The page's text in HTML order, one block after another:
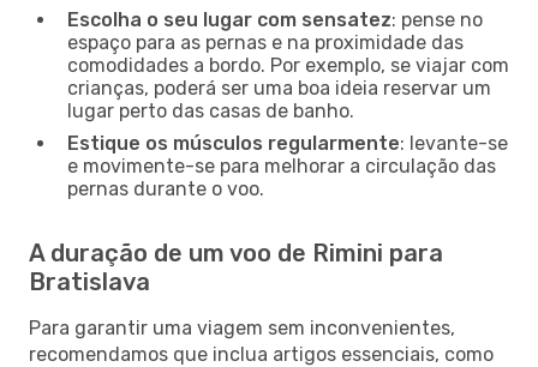
Escolha o seu lugar com sensatez: pense no
espaço para as pernas e na proximidade das
comodidades a bordo. Por exemplo, se viajar com
crianças, poderá ser uma boa ideia reservar um
lugar perto das casas de banho.
Estique os músculos regularmente: levante-se
e movimente-se para melhorar a circulação das
pernas durante o voo.
A duração de um voo de Rimini para
Bratislava
Para garantir uma viagem sem inconvenientes,
recomendamos que inclua artigos essenciais, como